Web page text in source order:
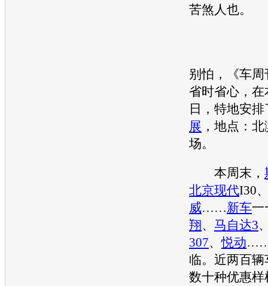
苦煞人也。
别怕，《车
省时省心，
日，特地安
展 ，地点：
场。
本周末，
北京现代I30
威……新车一
翔、 马自达3
307、悦动……
临。近两百
数十种优惠